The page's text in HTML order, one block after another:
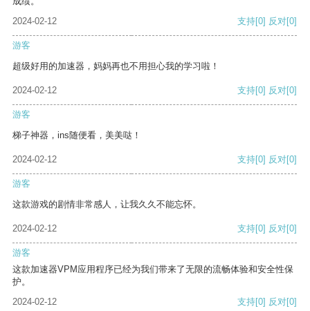
2024-02-12
支持[0] 反对[0]
游客
超级好用的加速器，妈妈再也不用担心我的学习啦！
2024-02-12 支持[0] 反对[0]
游客
梯子神器，ins随便看，美美哒！
2024-02-12 支持[0] 反对[0]
游客
这款游戏的剧情非常感人，让我久久不能忘怀。
2024-02-12 支持[0] 反对[0]
游客
这款加速器VPM应用程序已经为我们带来了无限的流畅体验和安全性保
护。
2024-02-12
支持[0] 反对[0]